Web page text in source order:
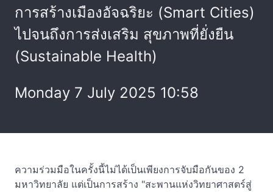
การสร้างเมืองอัจฉริยะ (Smart Cities)
ไปจนถึงการส่งเสริม สุขภาพที่ยั่งยืน
(Sustainable Health)
Monday 7 July 2025 10:58
ความร่วมมือในครั้งนี้ไม่ได้เป็นเพียงการจับมือกันของ 2
มหาวิทยาลัย แต่เป็นการสร้าง "สะพานแห่งวิทยาศาสตร์สู่